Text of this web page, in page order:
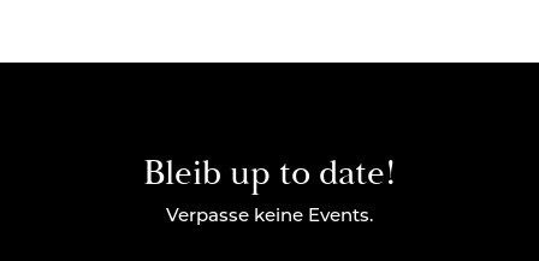
Bleib up to date!
Verpasse keine Events.